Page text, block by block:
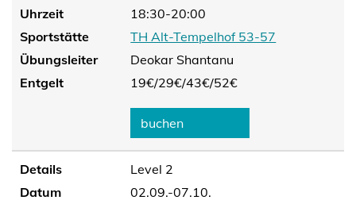
Uhrzeit
18:30-20:00
Sportstätte
TH Alt-Tempelhof 53-57
Übungsleiter
Deokar Shantanu
Entgelt
19€/29€/43€/52€
buchen
Details
Level 2
Datum
02.09.-07.10.